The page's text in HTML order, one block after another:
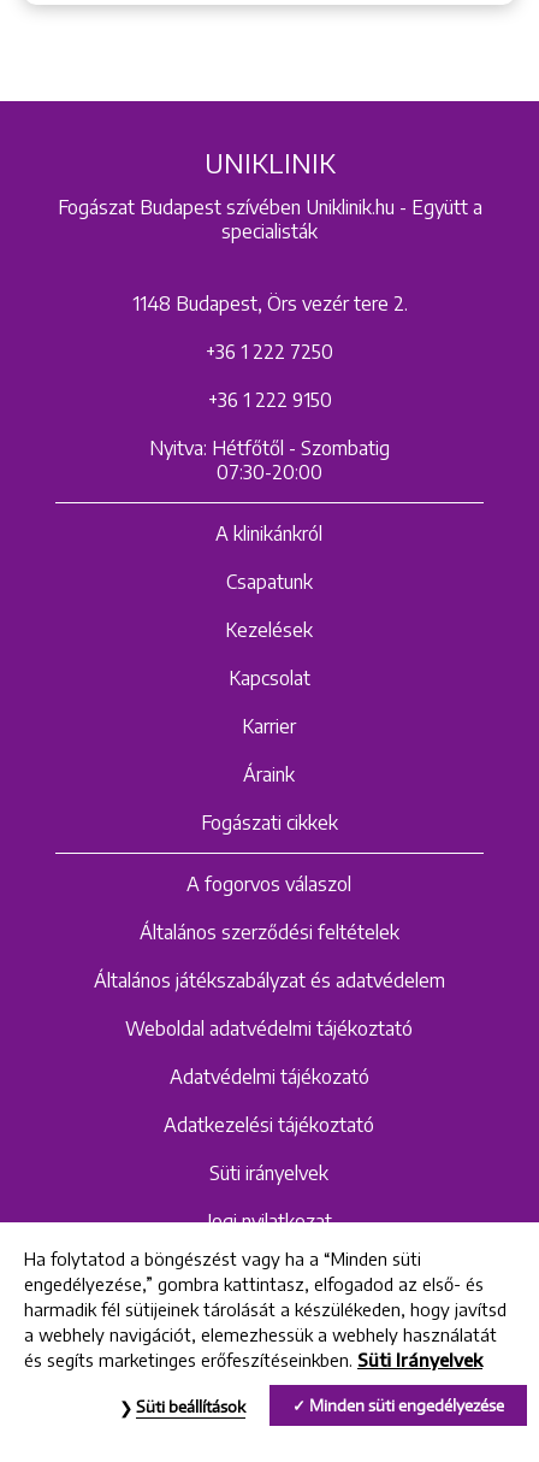
UNIKLINIK
Fogászat Budapest szívében Uniklinik.hu - Együtt a
specialisták
1148 Budapest, Örs vezér tere 2.
+36 1 222 7250
+36 1 222 9150
Nyitva: Hétfőtől - Szombatig
07:30-20:00
A klinikánkról
Csapatunk
Kezelések
Kapcsolat
Karrier
Áraink
Fogászati cikkek
A fogorvos válaszol
Általános szerződési feltételek
Általános játékszabályzat és adatvédelem
Weboldal adatvédelmi tájékoztató
Adatvédelmi tájékozató
Adatkezelési tájékoztató
Süti irányelvek
Jogi nyilatkozat
Hangrögzítéshez kapcsolódó adatvédelmi
szabályzat és tájékoztató
Uniklinik Fogászati és Implantációs Központ
Ha folytatod a böngészést vagy ha a “Minden süti
engedélyezése,” gombra kattintasz, elfogadod az első- és
harmadik fél sütijeinek tárolását a készülékeden, hogy javítsd
a webhely navigációt, elemezhessük a webhely használatát
és segíts marketinges erőfeszítéseinkben. Süti Irányelvek
Minden süti engedélyezése
Süti beállítások